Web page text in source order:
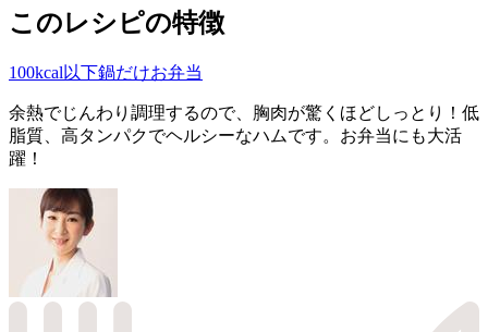
このレシピの特徴
100kcal以下鍋だけお弁当
余熱でじんわり調理するので、胸肉が驚くほどしっとり！低
脂質、高タンパクでヘルシーなハムです。お弁当にも大活
躍！